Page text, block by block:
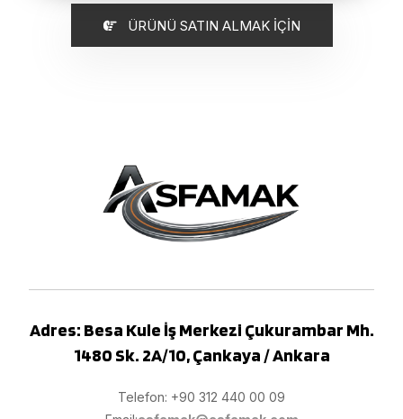
ÜRÜNÜ SATIN ALMAK İÇİN
Adres: Besa Kule İş Merkezi Çukurambar Mh.
1480 Sk. 2A/10, Çankaya / Ankara
Telefon: +90 312 440 00 09